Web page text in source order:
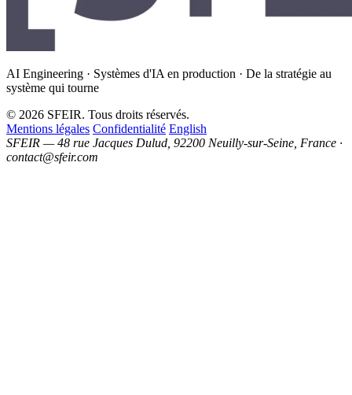
AI Engineering · Systèmes d'IA en production · De la stratégie au
système qui tourne
© 2026 SFEIR. Tous droits réservés.
Mentions légales Confidentialité English
SFEIR — 48 rue Jacques Dulud, 92200 Neuilly-sur-Seine, France ·
contact@sfeir.com